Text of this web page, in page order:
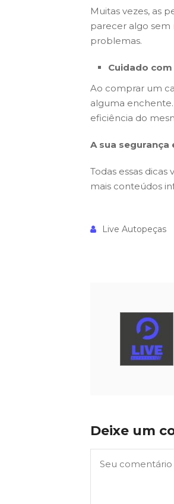
Muitas vezes, as
parecer algo sem
problemas.
Cuidado
Ao comprar um
alguma
eficiência do
A sua segurança
Todas essas
mais conteúdos
Live Autopeças
Deixe um